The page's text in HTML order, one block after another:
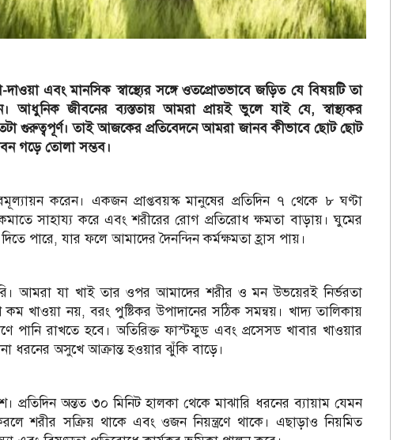
এবং মানসিক স্বাস্থ্যের সঙ্গে ওতপ্রোতভাবে জড়িত যে বিষয়টি তা
আধুনিক জীবনের ব্যস্ততায় আমরা প্রায়ই ভুলে যাই যে, স্বাস্থ্যকর
গুরুত্বপূর্ণ। তাই আজকের প্রতিবেদনে আমরা জানব কীভাবে ছোট ছোট
গড়ে তোলা সম্ভব।
করেন। একজন প্রাপ্তবয়স্ক মানুষের প্রতিদিন ৭ থেকে ৮ ঘণ্টা
সাহায্য করে এবং শরীরের রোগ প্রতিরোধ ক্ষমতা বাড়ায়। ঘুমের
পারে, যার ফলে আমাদের দৈনন্দিন কর্মক্ষমতা হ্রাস পায়।
আমরা যা খাই তার ওপর আমাদের শরীর ও মন উভয়েরই নির্ভরতা
কম খাওয়া নয়, বরং পুষ্টিকর উপাদানের সঠিক সমন্বয়। খাদ্য তালিকায়
পানি রাখতে হবে। অতিরিক্ত ফাস্টফুড এবং প্রসেসড খাবার খাওয়ার
ধরনের অসুখে আক্রান্ত হওয়ার ঝুঁকি বাড়ে।
প্রতিদিন অন্তত ৩০ মিনিট হালকা থেকে মাঝারি ধরনের ব্যায়াম যেমন
শরীর সক্রিয় থাকে এবং ওজন নিয়ন্ত্রণে থাকে। এছাড়াও নিয়মিত